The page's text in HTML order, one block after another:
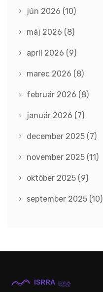
jún 2026 (10)
máj 2026 (8)
apríl 2026 (9)
marec 2026 (8)
február 2026 (8)
január 2026 (7)
december 2025 (7)
november 2025 (11)
október 2025 (9)
september 2025 (10)